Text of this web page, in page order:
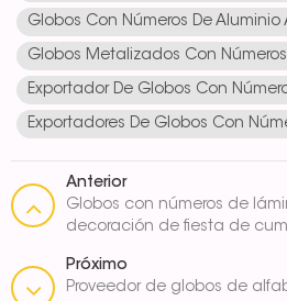
Globos Con Números De Aluminio
Globos Metalizados Con
Exportador De Globos Con
Exportadores De Globos Con
Anterior
Globos con números de
decoración de fiesta de
Próximo
Proveedor de globos de